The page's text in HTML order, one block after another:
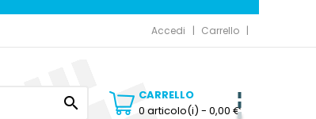
Accedi Carrello

CARRELLO
0 articolo(i) - 0,00 €